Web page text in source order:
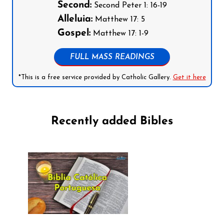
Second:Second Peter 1: 16-19
Alleluia:Matthew 17: 5
Gospel:Matthew 17: 1-9
FULL MASS READINGS
*This is a free service provided by Catholic Gallery. Get it here
Recently added Bibles